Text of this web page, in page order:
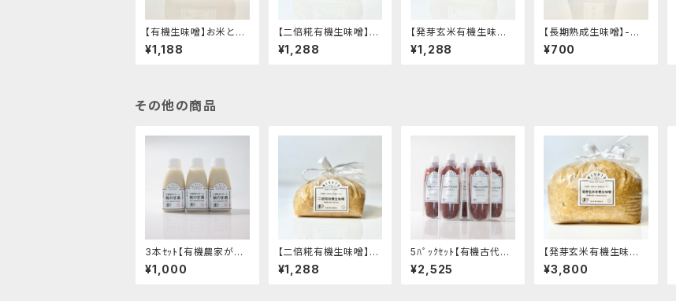
【有機生味噌】お米と大
豆の甘味と旨味- "袋入
り1kg"│オーガニック
¥1,188
【二倍糀有機生味噌】-
糀たっぷり・減塩白味噌
タイプ・甘め- "袋入り1
¥1,288
【発芽玄米有機生味噌】
-発芽 有機玄米使用・減
塩白味噌タイプ-"袋入
¥1,288
【長期熟成生味噌】-炒
め物や合わせ味噌でお
味噌汁へ・くせになる酸
¥700
その他の商品
3本ｾｯﾄ【有機農家が作
った糀の甘酒】-国産オ
ーガニック・ストレートタ
¥1,000
【二倍糀有機生味噌】-
糀たっぷり・減塩白味噌
タイプ・甘め- "袋入り1
¥1,288
5ﾊﾟｯｸｾｯﾄ【有機古代米
甘酒】-希釈して飲むタ
イプ・香ばしい味わい-
¥2,525
【発芽玄米有機生味噌】
-発芽 有機玄米使用・減
塩白味噌タイプ-"袋入
¥3,800